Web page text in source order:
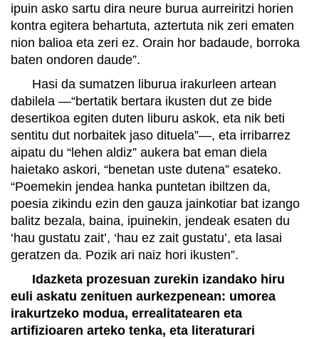
ipuin asko sartu dira neure burua aurreiritzi horien
kontra egitera behartuta, aztertuta nik zeri ematen
nion balioa eta zeri ez. Orain hor badaude, borroka
baten ondoren daude”.
Hasi da sumatzen liburua irakurleen artean
dabilela —“bertatik bertara ikusten dut ze bide
desertikoa egiten duten liburu askok, eta nik beti
sentitu dut norbaitek jaso dituela”—, eta irribarrez
aipatu du “lehen aldiz” aukera bat eman diela
haietako askori, “benetan uste dutena” esateko.
“Poemekin jendea hanka puntetan ibiltzen da,
poesia zikindu ezin den gauza jainkotiar bat izango
balitz bezala, baina, ipuinekin, jendeak esaten du
‘hau gustatu zait’, ‘hau ez zait gustatu’, eta lasai
geratzen da. Pozik ari naiz hori ikusten”.
Idazketa prozesuan zurekin izandako hiru
euli askatu zenituen aurkezpenean: umorea
irakurtzeko modua, errealitatearen eta
artifizioaren arteko tenka, eta literaturari